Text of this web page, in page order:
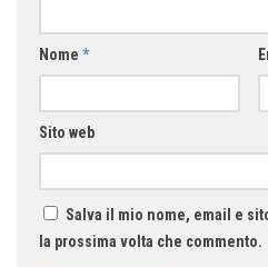
Nome *
Sito web
Salva il mio nome, email e
la prossima volta che commento.